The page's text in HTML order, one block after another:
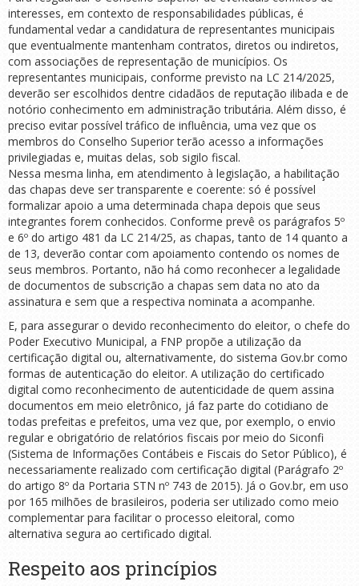
interesses, em contexto de responsabilidades públicas, é
fundamental vedar a candidatura de representantes municipais
que eventualmente mantenham contratos, diretos ou indiretos,
com associações de representação de municípios. Os
representantes municipais, conforme previsto na LC 214/2025,
deverão ser escolhidos dentre cidadãos de reputação ilibada e de
notório conhecimento em administração tributária. Além disso, é
preciso evitar possível tráfico de influência, uma vez que os
membros do Conselho Superior terão acesso a informações
privilegiadas e, muitas delas, sob sigilo fiscal.
Nessa mesma linha, em atendimento à legislação, a habilitação
das chapas deve ser transparente e coerente: só é possível
formalizar apoio a uma determinada chapa depois que seus
integrantes forem conhecidos. Conforme prevê os parágrafos 5º
e 6º do artigo 481 da LC 214/25, as chapas, tanto de 14 quanto a
de 13, deverão contar com apoiamento contendo os nomes de
seus membros. Portanto, não há como reconhecer a legalidade
de documentos de subscrição a chapas sem data no ato da
assinatura e sem que a respectiva nominata a acompanhe.
E, para assegurar o devido reconhecimento do eleitor, o chefe do
Poder Executivo Municipal, a FNP propõe a utilização da
certificação digital ou, alternativamente, do sistema Gov.br como
formas de autenticação do eleitor. A utilização do certificado
digital como reconhecimento de autenticidade de quem assina
documentos em meio eletrônico, já faz parte do cotidiano de
todas prefeitas e prefeitos, uma vez que, por exemplo, o envio
regular e obrigatório de relatórios fiscais por meio do Siconfi
(Sistema de Informações Contábeis e Fiscais do Setor Público), é
necessariamente realizado com certificação digital (Parágrafo 2º
do artigo 8º da Portaria STN nº 743 de 2015). Já o Gov.br, em uso
por 165 milhões de brasileiros, poderia ser utilizado como meio
complementar para facilitar o processo eleitoral, como
alternativa segura ao certificado digital.
Respeito aos princípios